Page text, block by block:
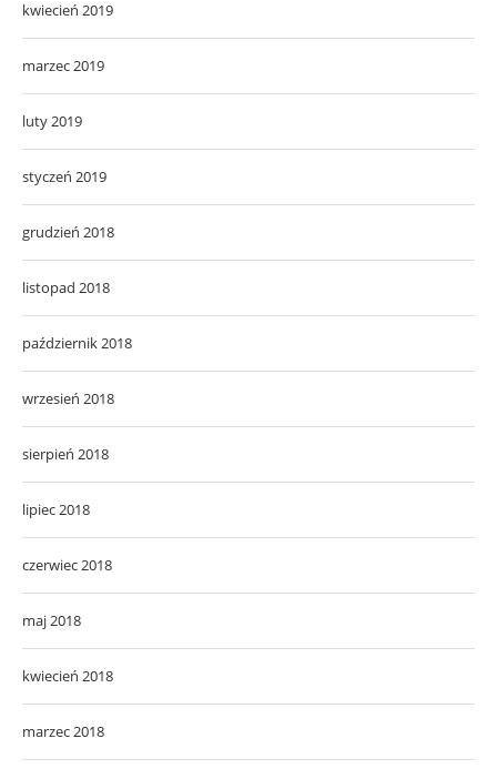
kwiecień 2019
marzec 2019
luty 2019
styczeń 2019
grudzień 2018
listopad 2018
październik 2018
wrzesień 2018
sierpień 2018
lipiec 2018
czerwiec 2018
maj 2018
kwiecień 2018
marzec 2018